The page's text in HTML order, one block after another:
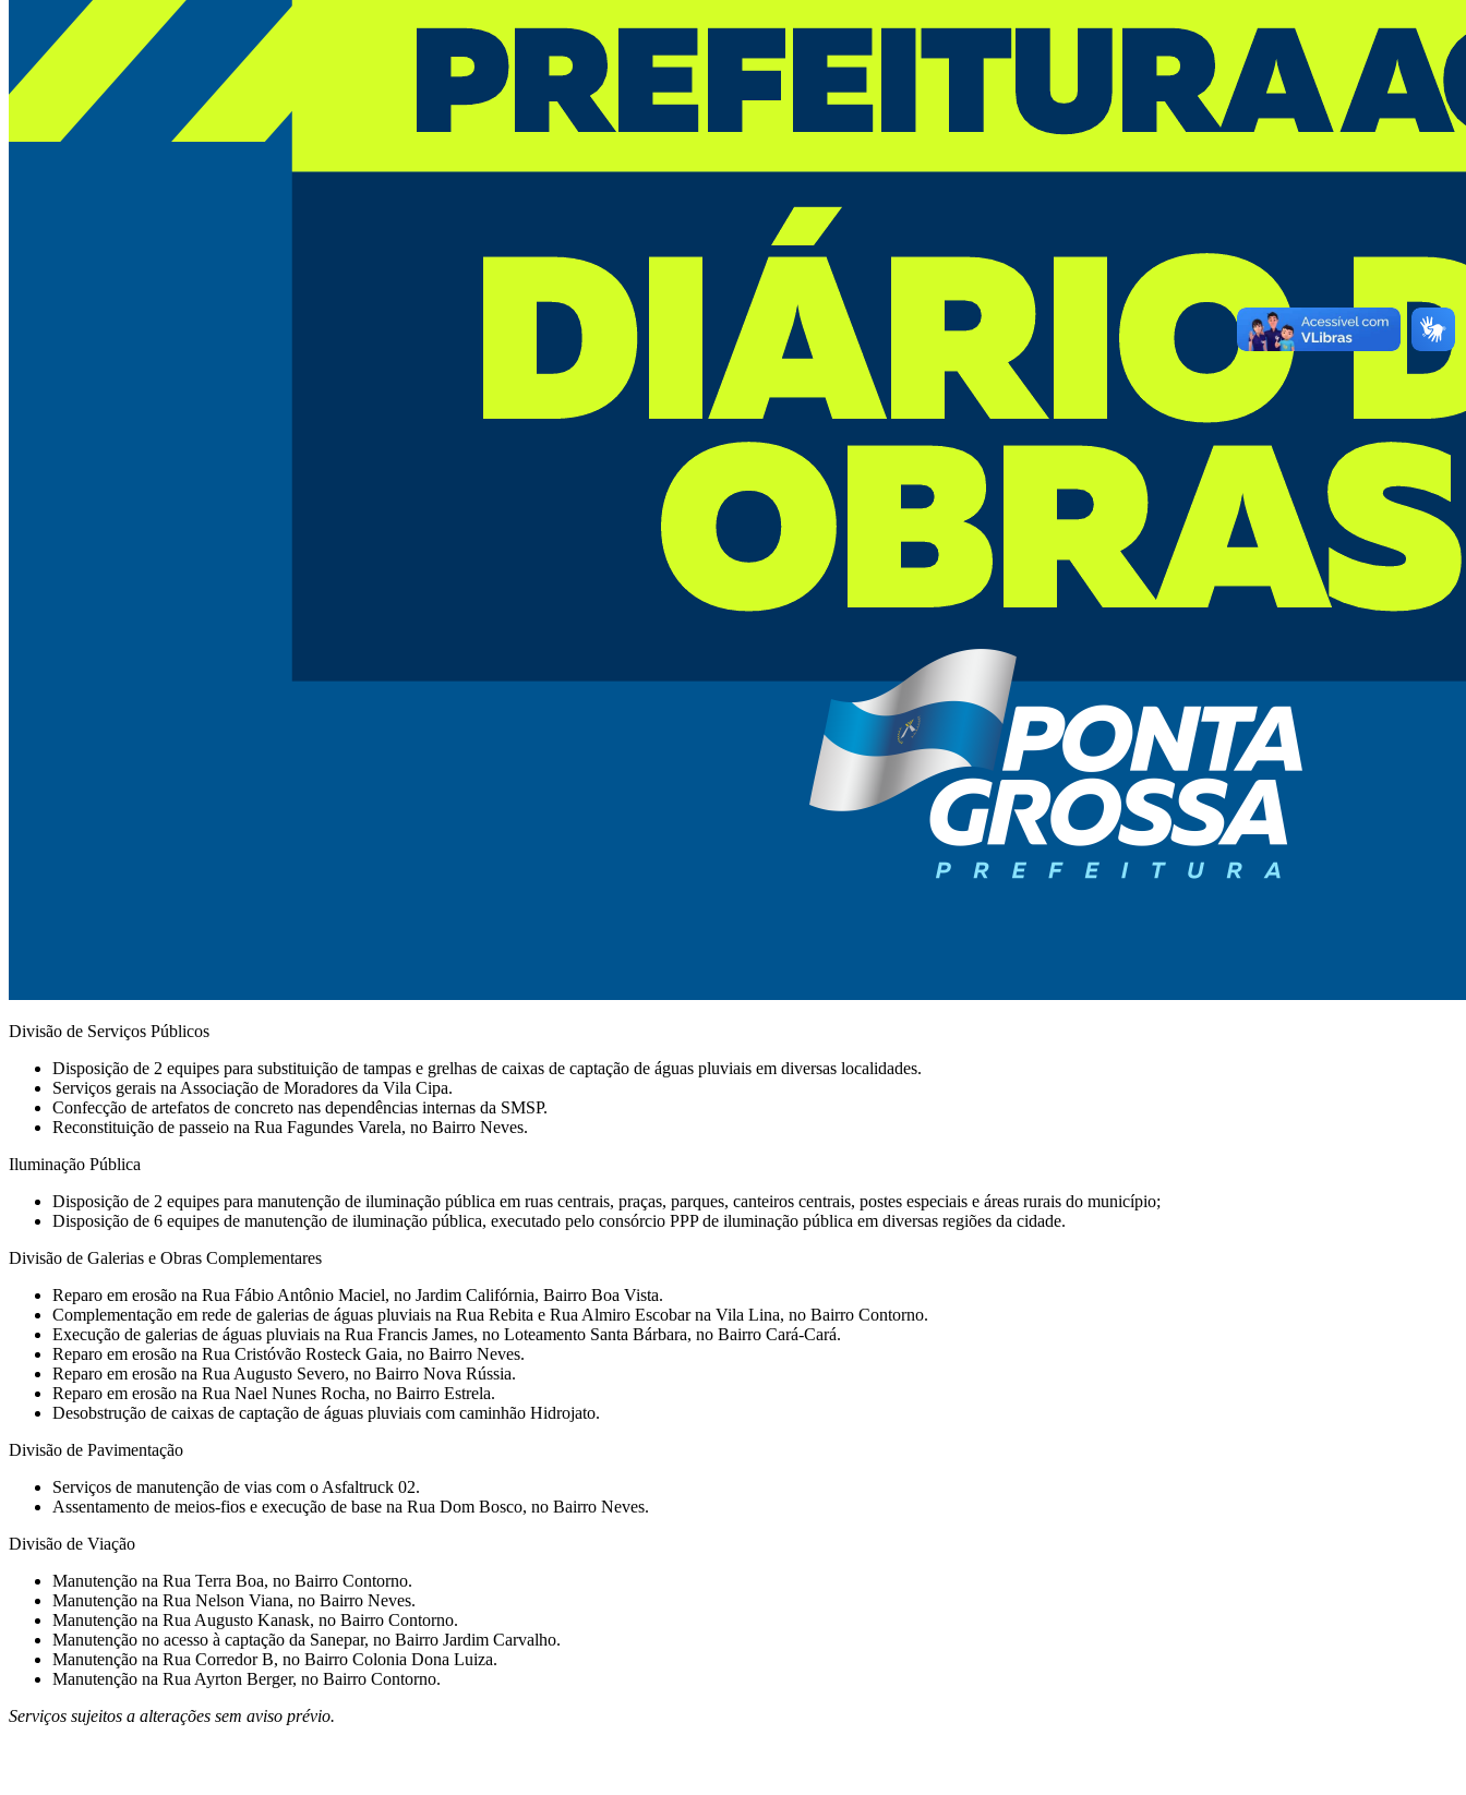
Divisão de Serviços Públicos
Disposição de 2 equipes para substituição de tampas e grelhas de caixas de captação de águas pluviais em diversas localidades.
⁠Serviços gerais na Associação de Moradores da Vila Cipa.
Confecção de artefatos de concreto nas dependências internas da SMSP.
Reconstituição de passeio na Rua Fagundes Varela, no Bairro Neves.
Iluminação Pública
Disposição de 2 equipes para manutenção de iluminação pública em ruas centrais, praças, parques, canteiros centrais, postes especiais e áreas rurais do município;
Disposição de 6 equipes de manutenção de iluminação pública, executado pelo consórcio PPP de iluminação pública em diversas regiões da cidade.
Divisão de Galerias e Obras Complementares
Reparo em erosão na Rua Fábio Antônio Maciel, no Jardim Califórnia, Bairro Boa Vista.
⁠Complementação em rede de galerias de águas pluviais na Rua Rebita e Rua Almiro Escobar na Vila Lina, no Bairro Contorno.
Execução de galerias de águas pluviais na Rua Francis James, no Loteamento Santa Bárbara, no Bairro Cará-Cará.⁠
Reparo em erosão na Rua Cristóvão Rosteck Gaia, no Bairro Neves.
Reparo em erosão na Rua Augusto Severo, no Bairro Nova Rússia.
Reparo em erosão na Rua Nael Nunes Rocha, no Bairro Estrela.
Desobstrução de caixas de captação de águas pluviais com caminhão Hidrojato.
Divisão de Pavimentação
Serviços de manutenção de vias com o Asfaltruck 02.
Assentamento de meios-fios e execução de base na Rua Dom Bosco, no Bairro Neves.
Divisão de Viação
Manutenção na Rua Terra Boa, no Bairro Contorno.
Manutenção na Rua Nelson Viana, no Bairro Neves.
Manutenção na Rua Augusto Kanask, no Bairro Contorno.
⁠Manutenção no acesso à captação da Sanepar, no Bairro Jardim Carvalho.
⁠Manutenção na Rua Corredor B, no Bairro Colonia Dona Luiza.
⁠Manutenção na Rua Ayrton Berger, no Bairro Contorno.
Serviços sujeitos a alterações sem aviso prévio.